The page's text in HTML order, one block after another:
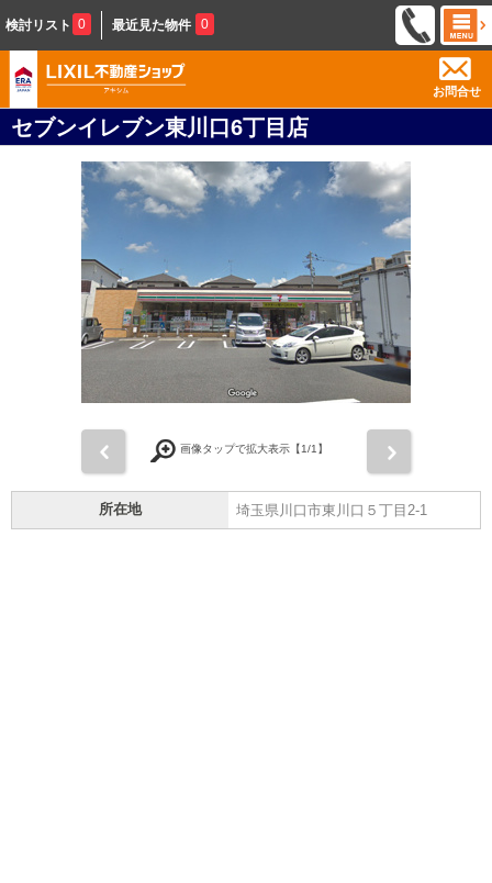
検討リスト 0 最近見た物件 0
お問合せ
セブンイレブン東川口6丁目店
画像タップで拡大表示【1/1】
所在地 埼玉県川口市東川口５丁目2-1